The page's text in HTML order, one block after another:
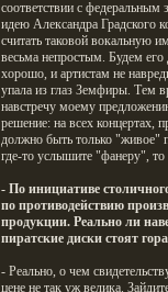
соответствии с
идею Александра Градского
считать таковой вокальную
весьма непростым. Будем
хорошо, и артистам не
упала из глаз Земфиры.
навстречу моему
решение: на всех концертах,
должно быть только "живое"
где-то услышите "фанеру",
- По инициативе
по противодействию
продукции. Реально ли
пиратские диски стоят
- Реально, о чем
цене не так уж велика.